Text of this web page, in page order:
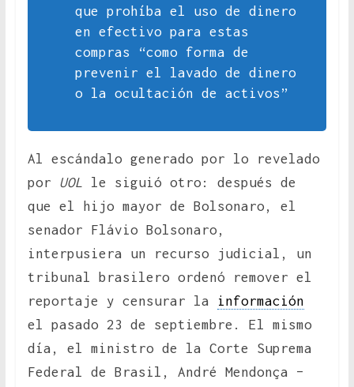
que prohíba el uso de dinero
en efectivo para estas
compras “como forma de
prevenir el lavado de dinero
o la ocultación de activos”
Al escándalo generado por lo revelado
por UOL le siguió otro: después de
que el hijo mayor de Bolsonaro, el
senador Flávio Bolsonaro,
interpusiera un recurso judicial, un
tribunal brasilero ordenó remover el
reportaje y censurar la
información
el pasado 23 de septiembre. El mismo
día, el ministro de la Corte Suprema
Federal de Brasil, André Mendonça –